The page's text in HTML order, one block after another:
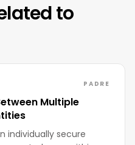
to
PADRE
Multiple
individually secure